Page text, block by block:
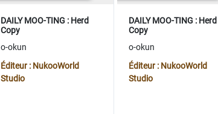
DAILY MOO-TING : Herd
Copy
o-okun
Éditeur : NukooWorld
Studio
DAILY MOO-TING : Herd
Copy
o-okun
Éditeur : NukooWorld
Studio